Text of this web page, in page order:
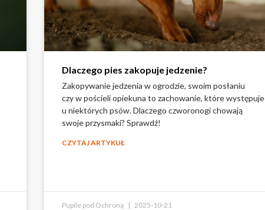
Dlaczego pies zakopuje jedzenie?
Zakopywanie jedzenia w ogrodzie, swoim posłaniu
czy w pościeli opiekuna to zachowanie, które występuje
u niektórych psów. Dlaczego czworonogi chowają
swoje przysmaki? Sprawdź!
CZYTAJ ARTYKUŁ
Pupile pod Ochroną 2025-10-21